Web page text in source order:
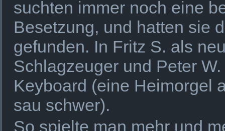
suchten immer noch eine
Besetzung, und hatten sie
gefunden. In Fritz S. als
Schlagzeuger und Peter W.
Keyboard (eine Heimorgel
sau schwer).
So spielte man mehr und